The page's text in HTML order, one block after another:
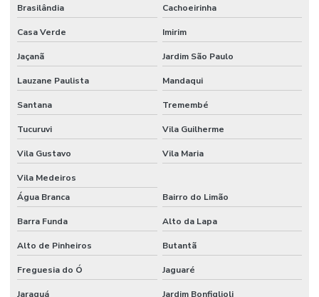
Brasilândia
Cachoeirinha
Casa Verde Imirim
Jaçanã Jardim São Paulo
Lauzane Paulista Mandaqui
Santana Tremembé
Tucuruvi Vila Guilherme
Vila Gustavo Vila Maria
Vila Medeiros
Água Branca
Bairro do Limão
Barra Funda Alto da Lapa
Alto de Pinheiros Butantã
Freguesia do Ó Jaguaré
Jaraguá Jardim Bonfiglioli